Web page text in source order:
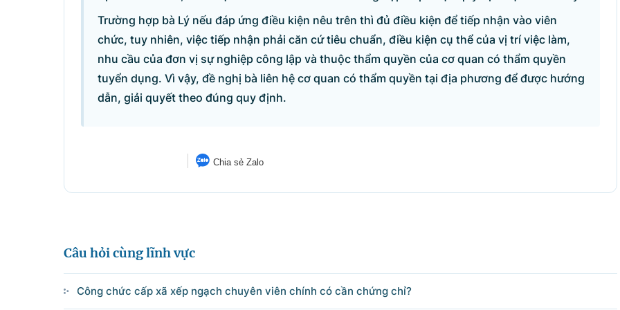
Điện thoại: Văn phòng: 080 43162; Fax: 080.48924;
Email: thongtinchinhphu@chinhphu.vn.
Bản quyền thuộc Cổng Thông tin điện tử Chính phủ.
Ghi rõ nguồn 'Cổng Thông tin điện tử Chính phủ' hoặc 'www.chinhphu.vn' khi phát hành lại
Trường hợp bà Lý nếu đáp ứng điều kiện nêu trên thì đủ điều kiện để tiếp nhận vào viên
chức, tuy nhiên, việc tiếp nhận phải căn cứ tiêu chuẩn, điều kiện cụ thể của vị trí việc làm,
nhu cầu của đơn vị sự nghiệp công lập và thuộc thẩm quyền của cơ quan có thẩm quyền
tuyển dụng. Vì vậy, đề nghị bà liên hệ cơ quan có thẩm quyền tại địa phương để được hướng
dẫn, giải quyết theo đúng quy định.
Chia sẻ Zalo
Câu hỏi cùng lĩnh vực
Công chức cấp xã xếp ngạch chuyên viên chính có cần chứng chỉ?